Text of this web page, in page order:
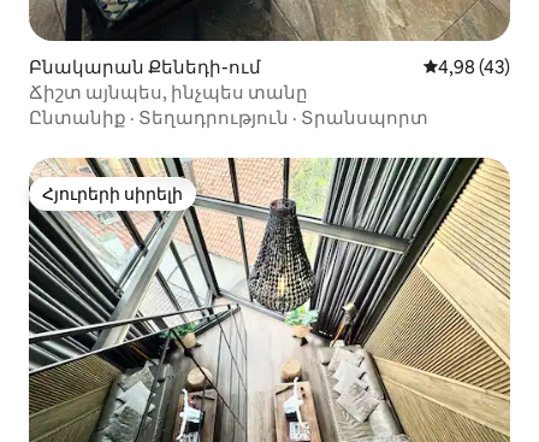
Բնակարան Քենեդի-ում Միջին
4,98 (43)
Ճիշտ այնպես, ինչպես տանը
Ընտանիք · Տեղադրություն · Տրանսպորտ
Հյուրերի սիրելի
Հյուրերի սիրելի